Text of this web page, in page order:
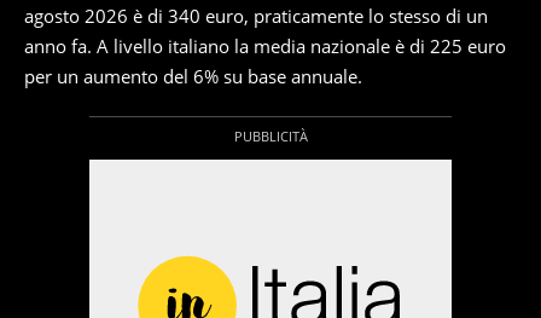
agosto 2026 è di 340 euro, praticamente lo stesso di un
anno fa. A livello italiano la media nazionale è di 225 euro
per un aumento del 6% su base annuale.